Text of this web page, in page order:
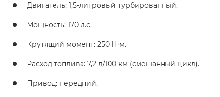
Двигатель: 1,5-литровый турбированный.
Мощность: 170 л.с.
Крутящий момент: 250 Н·м.
Расход топлива: 7,2 л/100 км (смешанный цикл).
Привод: передний.